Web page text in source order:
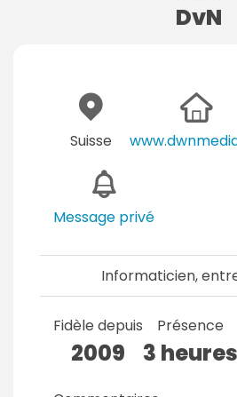
DvN
Suisse
Message privé
Informaticien,
Fidèle depuis
2009
Présence
3 heures